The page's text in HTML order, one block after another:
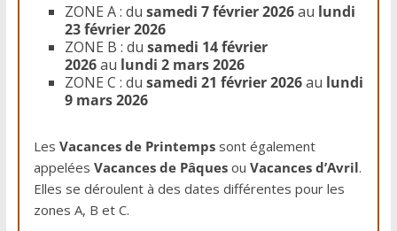
ZONE A: du samedi 7 février 2026au lundi
23 février 2026
ZONE B : du samedi 14 février
2026au lundi 2 mars 2026
ZONE C : du samedi 21 février 2026au lundi
9 mars 2026
Les Vacances de Printempssont également
appelées Vacances de Pâquesou Vacances d’Avril.
Elles se déroulent à des dates différentes pour les
zones A, B et C.